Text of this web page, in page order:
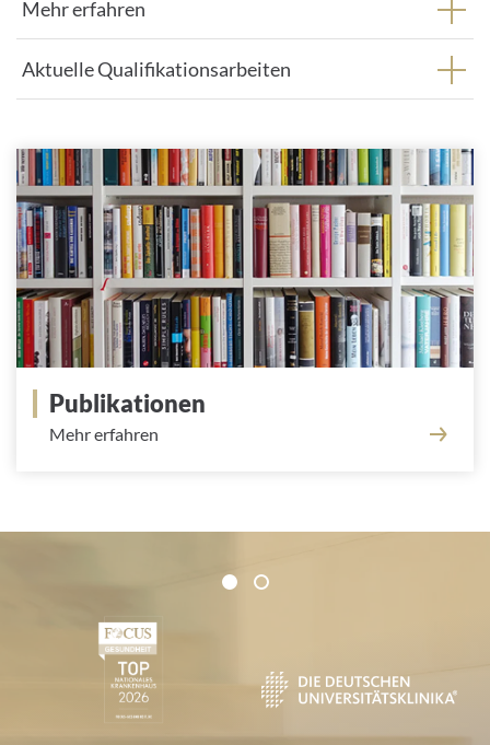
Mehr erfahren
Aktuelle Qualifikationsarbeiten
Publikationen
Mehr erfahren
Zertifikate und Verbände
1 2